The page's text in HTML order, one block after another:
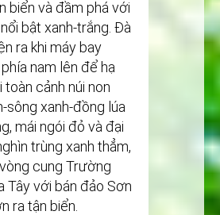
biển và đầm phá với
bật xanh-trắng. Đà
ra khi máy bay
nam lên để hạ
toàn cảnh núi non
sông xanh-đồng lúa
mái ngói đỏ và đại
trùng xanh thẳm,
cung Trường
Tây với bán đảo Sơn
ra tận biển.